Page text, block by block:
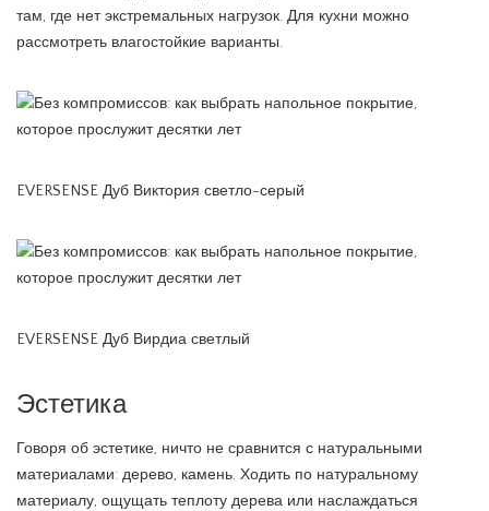
там, где нет экстремальных нагрузок. Для кухни можно
рассмотреть влагостойкие варианты.
EVERSENSE Дуб Виктория светло-серый
EVERSENSE Дуб Вирдиа светлый
Эстетика
Говоря об эстетике, ничто не сравнится с натуральными
материалами: дерево, камень. Ходить по натуральному
материалу, ощущать теплоту дерева или наслаждаться